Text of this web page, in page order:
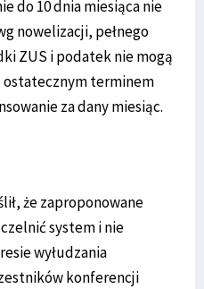
do 10 dnia miesiąca nie
nowelizacji, pełnego
ZUS i podatek nie mogą
ostatecznym terminem
za dany miesiąc.
że zaproponowane
system i nie
wyłudzania
konferencji